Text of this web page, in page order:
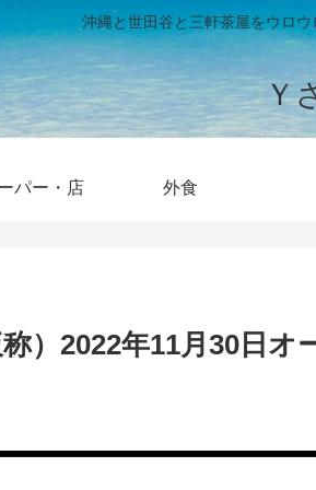
沖縄と世田谷と三軒茶屋をウロ
Ｙ
パー・店 外食
）2022年11月30日オ